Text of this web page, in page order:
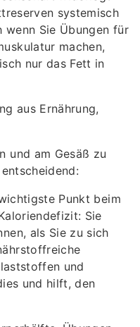
systemisch
Sie Übungen für
machen,
nur das Fett in
aus Ernährung,
und am Gesäß zu
Punkt beim
Sie
als Sie zu sich
und
und hilft, den